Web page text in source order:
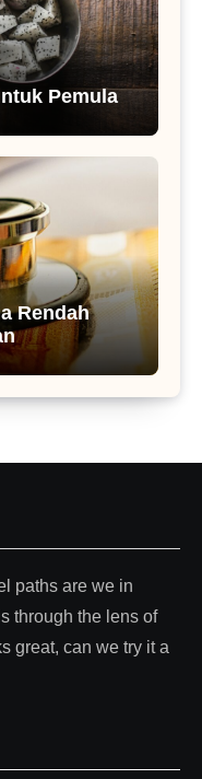
Pemula
Rendah
paths are we in
through the lens of
great, can we try it a